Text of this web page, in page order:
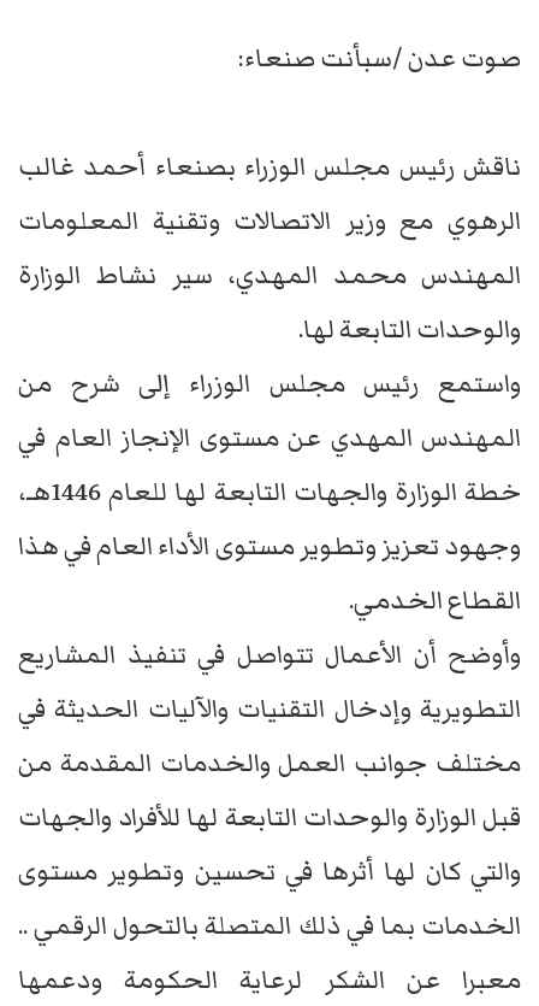
صوت عدن /سبأنت صنعاء:
ناقش رئيس مجلس الوزراء بصنعاء أحمد غالب
الرهوي مع وزير الاتصالات وتقنية المعلومات
المهندس محمد المهدي، سير نشاط الوزارة
والوحدات التابعة لها.
واستمع رئيس مجلس الوزراء إلى شرح من
المهندس المهدي عن مستوى الإنجاز العام في
خطة الوزارة والجهات التابعة لها للعام 1446هـ،
وجهود تعزيز وتطوير مستوى الأداء العام في هذا
القطاع الخدمي.
وأوضح أن الأعمال تتواصل في تنفيذ المشاريع
التطويرية وإدخال التقنيات والآليات الحديثة في
مختلف جوانب العمل والخدمات المقدمة من
قبل الوزارة والوحدات التابعة لها للأفراد والجهات
والتي كان لها أثرها في تحسين وتطوير مستوى
الخدمات بما في ذلك المتصلة بالتحول الرقمي ..
معبرا عن الشكر لرعاية الحكومة ودعمها